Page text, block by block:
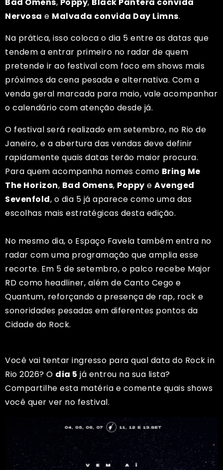
Bad Omens, Poppy, Black Pantera convida
Nervosa e Malvada convida Day Limns.
Na prática, isso coloca o dia 5 entre as datas que
tendem a entrar primeiro no radar de quem
pretende ir ao festival com foco em shows mais
próximos da cena pesada e alternativa. Com a
venda geral marcada para maio, vale acompanhar
o calendário com atenção desde já.
O festival será realizado em setembro, no Rio de
Janeiro, e a abertura das vendas deve definir
rapidamente quais datas terão maior procura.
Para quem acompanha nomes como Bring Me
The Horizon, Bad Omens, Poppy e Avenged
Sevenfold, o dia 5 já aparece como uma das
escolhas mais estratégicas desta edição.
No mesmo dia, o Espaço Favela também entra no
radar com uma programação que amplia esse
recorte. Em 5 de setembro, o palco recebe Major
RD como headliner, além de Canto Cego e
Quantum, reforçando a presença de rap, rock e
sonoridades pesadas em diferentes pontos da
Cidade do Rock.
Você vai tentar ingresso para qual data do Rock in
Rio 2026? O dia 5 já entrou na sua lista?
Compartilhe esta matéria e comente quais shows
você quer ver no festival.